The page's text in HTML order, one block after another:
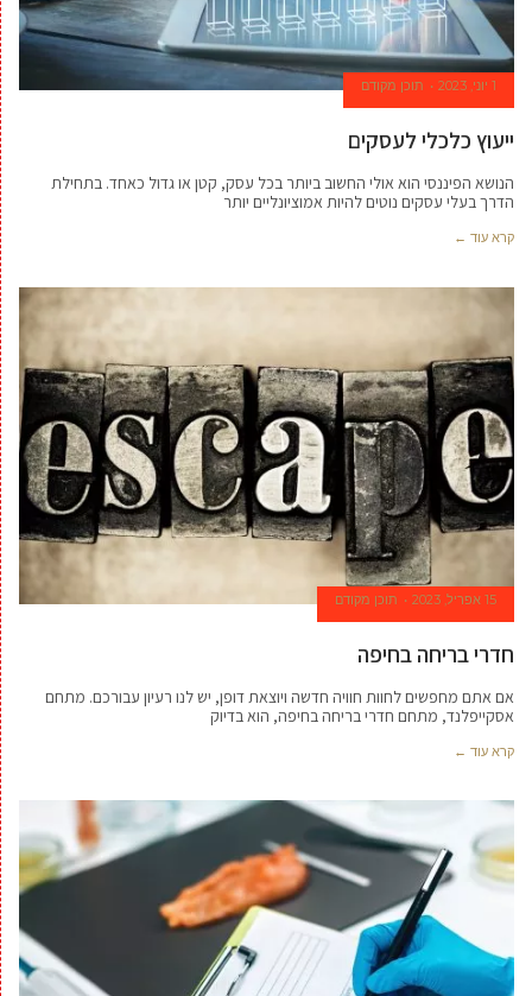
1 יוני, 2023 תוכן מקודם
ייעוץ כלכלי לעסקים
הנושא הפיננסי הוא אולי החשוב ביותר בכל עסק, קטן או גדול כאחד. בתחילת
הדרך בעלי עסקים נוטים להיות אמוציונליים יותר
קרא עוד ←
15 אפריל, 2023 תוכן מקודם
חדרי בריחה בחיפה
אם אתם מחפשים לחוות חוויה חדשה ויוצאת דופן, יש לנו רעיון עבורכם. מתחם
אסקייפלנד, מתחם חדרי בריחה בחיפה, הוא בדיוק
קרא עוד ←